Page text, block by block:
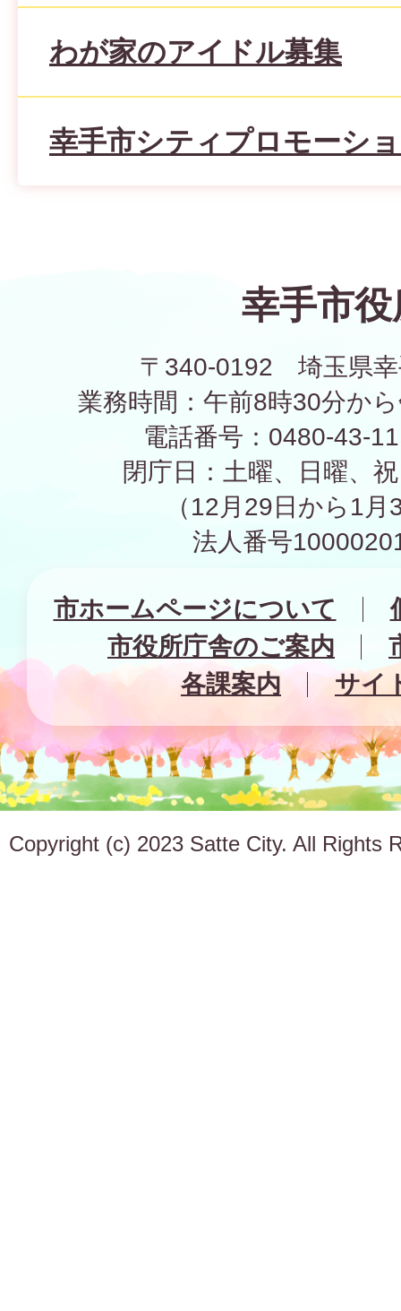
わが家のアイドル募集
幸手市シティプロモーシ
幸手市役
〒340-0192 埼玉県幸
業務時間：午前8時30分か
電話番号：0480-43-
閉庁日：土曜、日曜、
（12月29日から1
法人番号
市ホームページについて
市役所庁舎のご案内
各課案内
サイ
Copyright (c) 2023 Satte City. All Rights